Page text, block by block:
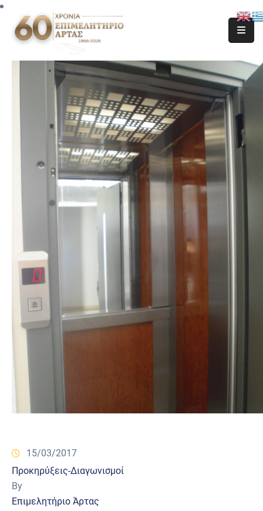
15/03/2017
Προκηρύξεις-Διαγωνισμοί
By
Επιμελητήριο Άρτας